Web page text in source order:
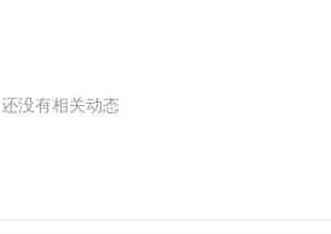
还没有相关动态